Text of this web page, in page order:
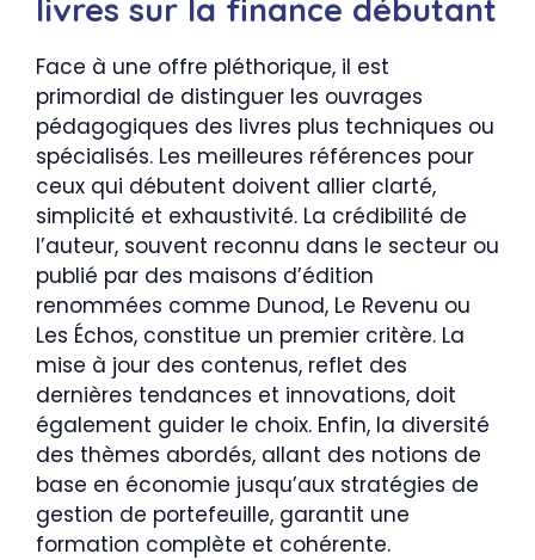
livres sur la finance débutant
Face à une offre pléthorique, il est
primordial de distinguer les ouvrages
pédagogiques des livres plus techniques ou
spécialisés. Les meilleures références pour
ceux qui débutent doivent allier clarté,
simplicité et exhaustivité. La crédibilité de
l’auteur, souvent reconnu dans le secteur ou
publié par des maisons d’édition
renommées comme Dunod, Le Revenu ou
Les Échos, constitue un premier critère. La
mise à jour des contenus, reflet des
dernières tendances et innovations, doit
également guider le choix. Enfin, la diversité
des thèmes abordés, allant des notions de
base en économie jusqu’aux stratégies de
gestion de portefeuille, garantit une
formation complète et cohérente.